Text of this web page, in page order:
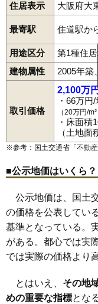
住居表示
大阪府大
最寄駅 住道駅か
用途区分
第1種住
建物属性
2005年築
取引価格
2,100万
・66万円
（20万円/m²
・床面積
（土地面
※参考：国土交通省「 不動
■公示地価はいくら？
公示地価は、国土
の価格を公表してい
基準となっている。
がある。都心では実
では実際の価格より
とはいえ、 その地
めの重要な指標とな